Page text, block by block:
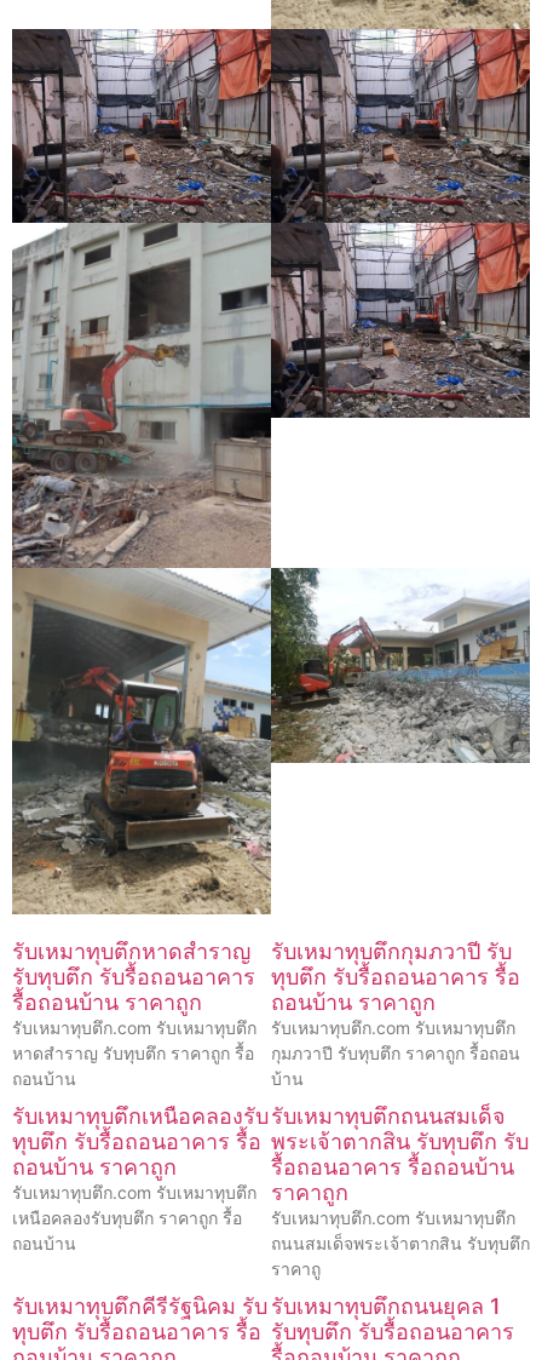
รับเหมาทุบตึกหาดสำราญ
รับทุบตึก รับรื้อถอนอาคาร
รื้อถอนบ้าน ราคาถูก
รับเหมาทุบตึก.com รับเหมาทุบตึก
หาดสำราญ รับทุบตึก ราคาถูก รื้อ
ถอนบ้าน
รับเหมาทุบตึกกุมภวาปี รับ
ทุบตึก รับรื้อถอนอาคาร รื้อ
ถอนบ้าน ราคาถูก
รับเหมาทุบตึก.com รับเหมาทุบตึก
กุมภวาปี รับทุบตึก ราคาถูก รื้อถอน
บ้าน
รับเหมาทุบตึกเหนือคลองรับ
ทุบตึก รับรื้อถอนอาคาร รื้อ
ถอนบ้าน ราคาถูก
รับเหมาทุบตึก.com รับเหมาทุบตึก
เหนือคลองรับทุบตึก ราคาถูก รื้อ
ถอนบ้าน
รับเหมาทุบตึกถนนสมเด็จ
พระเจ้าตากสิน รับทุบตึก รับ
รื้อถอนอาคาร รื้อถอนบ้าน
ราคาถูก
รับเหมาทุบตึก.com รับเหมาทุบตึก
ถนนสมเด็จพระเจ้าตากสิน รับทุบตึก
ราคาถู
รับเหมาทุบตึกคีรีรัฐนิคม รับ
ทุบตึก รับรื้อถอนอาคาร รื้อ
รับเหมาทุบตึกถนนยุคล 1
รับทุบตึก รับรื้อถอนอาคาร